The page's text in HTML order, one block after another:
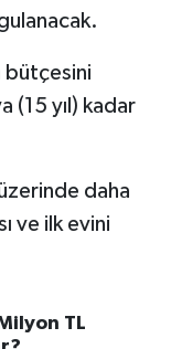
bütçesini
(15 yıl) kadar
daha
ve ilk evini
TL